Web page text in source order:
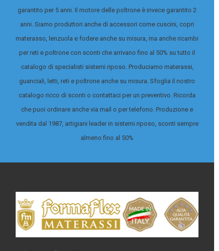
garantito per 5 anni. Il motore delle poltrone è invece garantito 2
anni. Siamo produttori anche di accessori come cuscini, copri
materasso, lenzuola e fodere anche su misura, ma anche ricambi
per reti e poltrone con sconti che arrivano fino al 50% su tutto il
catalogo di specialisti sistemi riposo. Produciamo materassi,
guanciali, letti, reti e poltrone anche su misura. Sfoglia il nostro
catalogo ricco di sconti o contattaci per un preventivo. Ricorda
che puoi ordinare anche via mail o per telefono. Produzione e
vendita dal 1987, artigiani leader in sistemi riposo, sconti sempre
almeno fino al 50%